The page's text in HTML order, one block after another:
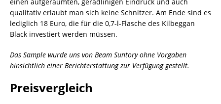
qualitativ erlaubt man sich keine Schnitzer. Am Ende sind es
lediglich 18 Euro, die für die 0,7-l-Flasche des Kilbeggan
Black investiert werden müssen.
Das Sample wurde uns von Beam Suntory ohne Vorgaben
hinsichtlich einer Berichterstattung zur Verfügung gestellt.
Preisvergleich